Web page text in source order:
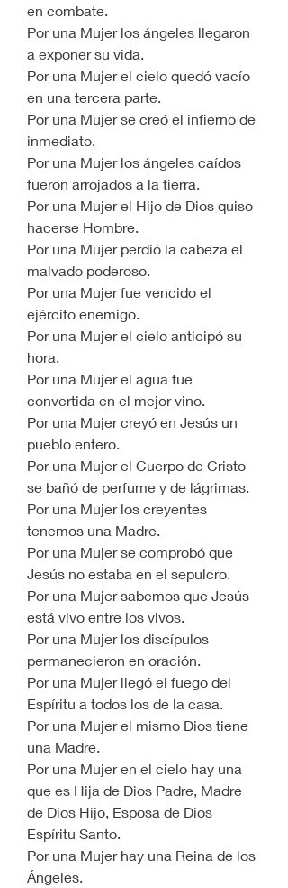
en combate.
Por una Mujer los ángeles llegaron
a exponer su vida.
Por una Mujer el cielo quedó vacío
en una tercera parte.
Por una Mujer se creó el infierno de
inmediato.
Por una Mujer los ángeles caídos
fueron arrojados a la tierra.
Por una Mujer el Hijo de Dios quiso
hacerse Hombre.
Por una Mujer perdió la cabeza el
malvado poderoso.
Por una Mujer fue vencido el
ejército enemigo.
Por una Mujer el cielo anticipó su
hora.
Por una Mujer el agua fue
convertida en el mejor vino.
Por una Mujer creyó en Jesús un
pueblo entero.
Por una Mujer el Cuerpo de Cristo
se bañó de perfume y de lágrimas.
Por una Mujer los creyentes
tenemos una Madre.
Por una Mujer se comprobó que
Jesús no estaba en el sepulcro.
Por una Mujer sabemos que Jesús
está vivo entre los vivos.
Por una Mujer los discípulos
permanecieron en oración.
Por una Mujer llegó el fuego del
Espíritu a todos los de la casa.
Por una Mujer el mismo Dios tiene
una Madre.
Por una Mujer en el cielo hay una
que es Hija de Dios Padre, Madre
de Dios Hijo, Esposa de Dios
Espíritu Santo.
Por una Mujer hay una Reina de los
Ángeles.